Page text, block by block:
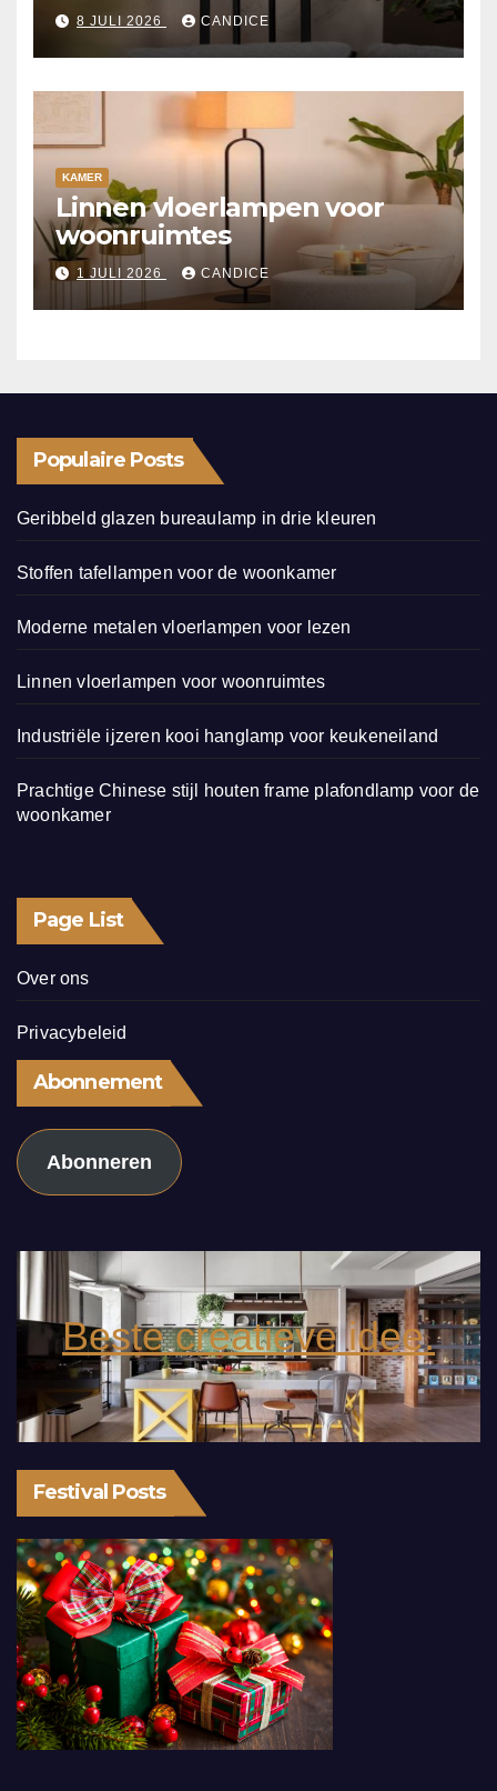
8 JULI 2026 CANDICE
KAMER
Linnen vloerlampen voor
woonruimtes
1 JULI 2026 CANDICE
Populaire Posts
Geribbeld glazen bureaulamp in drie kleuren
Stoffen tafellampen voor de woonkamer
Moderne metalen vloerlampen voor lezen
Linnen vloerlampen voor woonruimtes
Industriële ijzeren kooi hanglamp voor keukeneiland
Prachtige Chinese stijl houten frame plafondlamp voor de
woonkamer
Page List
Over ons
Privacybeleid
Abonnement
Abonneren
Beste creatieve idee.
Festival Posts